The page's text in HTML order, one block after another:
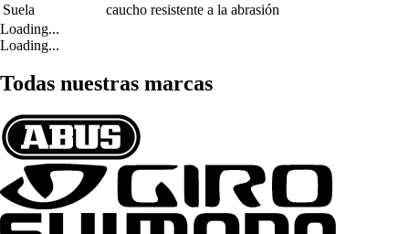
Suela
caucho resistente a la abrasión
Loading...
Loading...
Todas nuestras marcas